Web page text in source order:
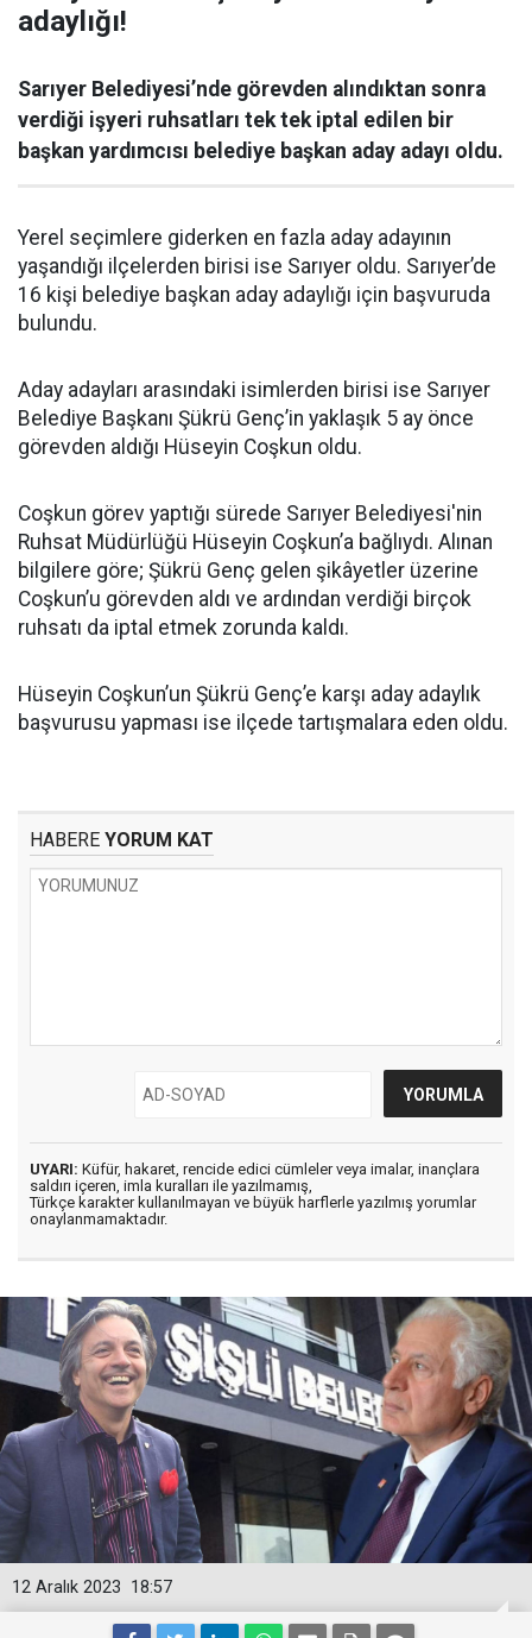
adaylığı!
Sarıyer Belediyesi’nde görevden alındıktan sonra
verdiği işyeri ruhsatları tek tek iptal edilen bir
başkan yardımcısı belediye başkan aday adayı oldu.
Yerel seçimlere giderken en fazla aday adayının
yaşandığı ilçelerden birisi ise Sarıyer oldu. Sarıyer’de
16 kişi belediye başkan aday adaylığı için başvuruda
bulundu.
Aday adayları arasındaki isimlerden birisi ise Sarıyer
Belediye Başkanı Şükrü Genç’in yaklaşık 5 ay önce
görevden aldığı Hüseyin Coşkun oldu.
Coşkun görev yaptığı sürede Sarıyer Belediyesi'nin
Ruhsat Müdürlüğü Hüseyin Coşkun’a bağlıydı. Alınan
bilgilere göre; Şükrü Genç gelen şikâyetler üzerine
Coşkun’u görevden aldı ve ardından verdiği birçok
ruhsatı da iptal etmek zorunda kaldı.
Hüseyin Coşkun’un Şükrü Genç’e karşı aday adaylık
başvurusu yapması ise ilçede tartışmalara eden oldu.
HABERE YORUM KAT
UYARI: Küfür, hakaret, rencide edici cümleler veya imalar, inançlara
saldırı içeren, imla kuralları ile yazılmamış,
Türkçe karakter kullanılmayan ve büyük harflerle yazılmış yorumlar
onaylanmamaktadır.
18:57
12 Aralık 2023